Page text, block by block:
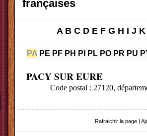
françaises
A B C D E F G H I J K
PA PE PF PH PI PL PO PR PU
PACY SUR EURE
Code postal : 27120,
Rafraichir la page